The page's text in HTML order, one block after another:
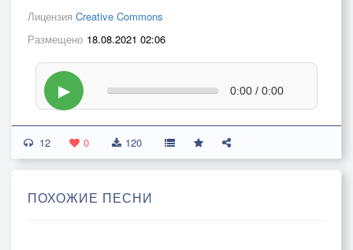
Лицензия Creative Commons
Размещено 18.08.2021 02:06
▶ 0:00 / 0:00
12 0 120
ПОХОЖИЕ ПЕСНИ